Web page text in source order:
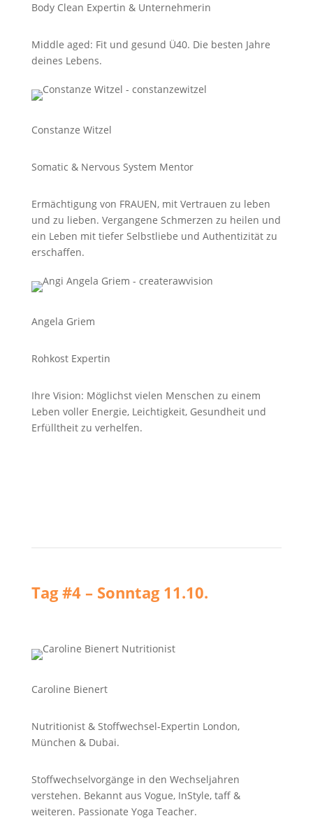
Body Clean Expertin & Unternehmerin
Middle aged: Fit und gesund Ü40. Die besten Jahre
deines Lebens.
Constanze Witzel
Somatic & Nervous System Mentor
Ermächtigung von FRAUEN, mit Vertrauen zu leben
und zu lieben. Vergangene Schmerzen zu heilen und
ein Leben mit tiefer Selbstliebe und Authentizität zu
erschaffen.
Angela Griem
Rohkost Expertin
Ihre Vision: Möglichst vielen Menschen zu einem
Leben voller Energie, Leichtigkeit, Gesundheit und
Erfülltheit zu verhelfen.
Tag #4 – Sonntag 11.10.
Caroline Bienert
Nutritionist & Stoffwechsel-Expertin London,
München & Dubai.
Stoffwechselvorgänge in den Wechseljahren
verstehen. Bekannt aus Vogue, InStyle, taff &
weiteren. Passionate Yoga Teacher.